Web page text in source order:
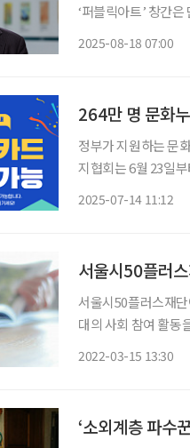
‘퍼블릭아트’ 창간
2025-08-18 07:00
264만 명 문화
정부가 지원하는 문
지협회는 6월 23일
2025-07-14 11:12
서울시50플러
서울시50플러스재
대의 사회 참여 활동
2022-03-15 13:30
‘소외계층 파수